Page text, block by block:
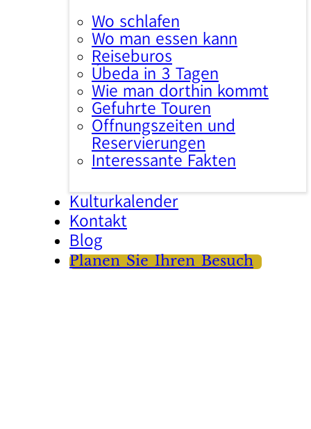
Wo schlafen
Wo man essen kann
Reisebüros
Úbeda in 3 Tagen
Wie man dorthin kommt
Geführte Touren
Öffnungszeiten und
Reservierungen
Interessante Fakten
Kulturkalender
Kontakt
Blog
Planen Sie Ihren Besuch